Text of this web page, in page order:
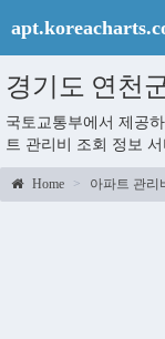
경기도 연천
국토교통부에서 제공
트 관리비 조회 정보
Home 아파트 관리